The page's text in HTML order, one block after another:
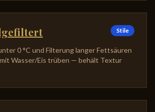
Stile
0 °C und Filterung langer Fettsäuren
Wasser/Eis trüben — behält Textur